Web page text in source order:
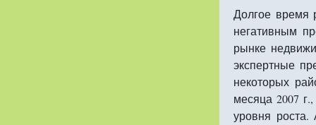
Долгое время
негативным
рынке
экспертные
некоторых
месяца 2007
уровня